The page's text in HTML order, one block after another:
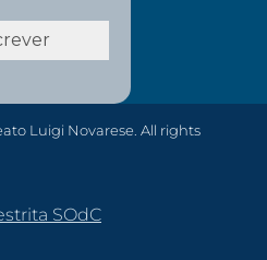
Luigi Novarese. All rights
SOdC